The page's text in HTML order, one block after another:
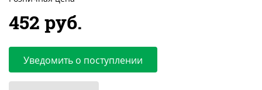
452 руб.
Уведомить о поступлении